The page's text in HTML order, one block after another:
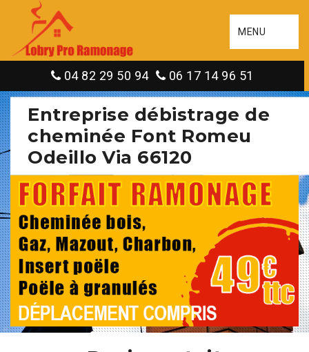
MENU
04 82 29 50 94 06 17 14 96 51
Entreprise débistrage de
cheminée Font Romeu
Odeillo Via 66120